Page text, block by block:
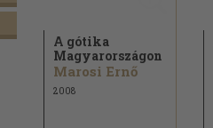
A gótika
Magyarországon
Marosi Ernő
2008